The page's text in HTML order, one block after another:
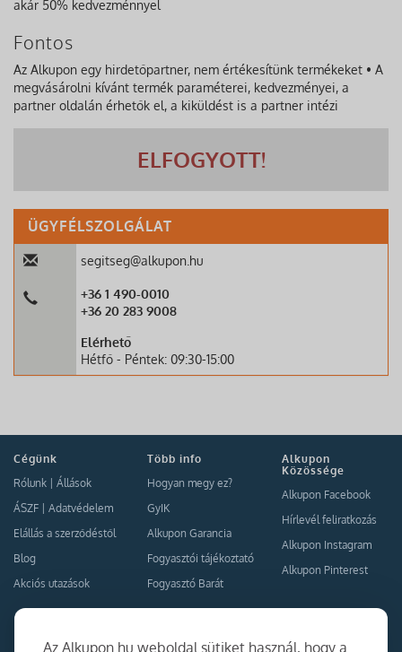
Az Alkupon.hu weboldal sütiket használ, hogy a
akár 50% kedvezménnyel
Fontos
Az Alkupon egy hirdetőpartner, nem értékesítünk termékeket • A
megvásárolni kívánt termék paraméterei, kedvezményei, a
partner oldalán érhetők el, a kiküldést is a partner intézi
ELFOGYOTT!
ÜGYFÉLSZOLGÁLAT
segitseg@alkupon.hu
+36 1 490-0010
+36 20 283 9008
Elérhető
Hétfő - Péntek: 09:30-15:00
Cégünk
Rólunk
Állások
ÁSZF
Adatvédelem
Elállás a szerződéstől
Blog
Akciós utazások
Több info
Hogyan megy ez?
GyIK
Alkupon Garancia
Fogyasztói tájékoztató
Fogyasztó Barát
Alkupon
Közössége
Alkupon Facebook
Hírlevél feliratkozás
Alkupon Instagram
Alkupon Pinterest
Együttműködés